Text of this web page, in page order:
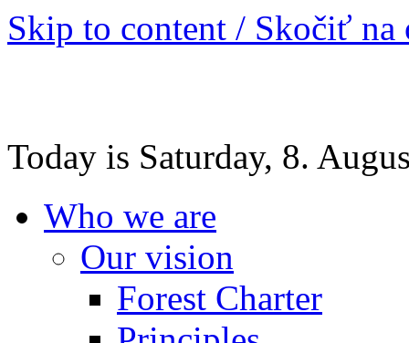
Skip to content / Skočiť na
Today is Saturday, 8.
Who we are
Our vision
Forest Charter